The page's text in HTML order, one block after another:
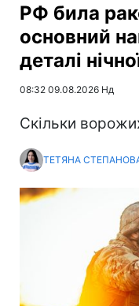
РФ била
основний
деталі
08:32 09.08.2026 Нд
Скільки
ТЕТЯНА